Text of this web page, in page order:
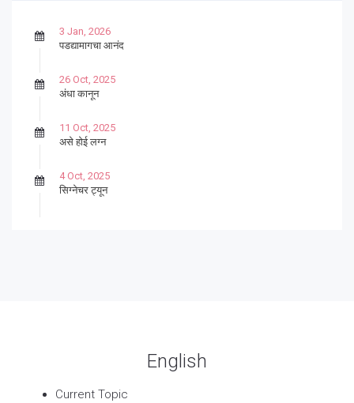
3 Jan, 2026
पडद्यामागचा आनंद
26 Oct, 2025
अंधा कानून
11 Oct, 2025
असे होई लग्न
4 Oct, 2025
सिग्नेचर ट्यून
English
Current Topic